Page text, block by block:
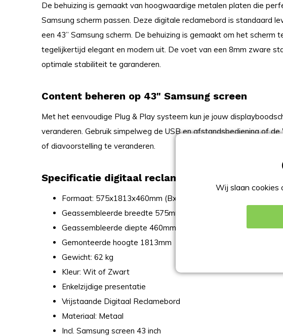
De behuizing is gemaakt van hoogwaardige metalen platen die
Samsung scherm passen. Deze digitale reclamebord is standaard
een 43” Samsung scherm. De behuizing is gemaakt om het scherm
tegelijkertijd elegant en modern uit. De voet van een 8mm zware
optimale stabiliteit te garanderen.
Content beheren op 43" Samsung screen
Met het eenvoudige Plug & Play systeem kun je jouw
veranderen. Gebruik simpelweg de USB en afstandsbediening of
of diavoorstelling te veranderen.
Specificatie digitaal reclamebord 43 inch scherm
Formaat: 575x1813x460mm (BxHxD)
Geassembleerde breedte 575mm
Geassembleerde diepte 460mm
Gemonteerde hoogte 1813mm
Gewicht: 62 kg
Kleur: Wit of Zwart
Enkelzijdige presentatie
Vrijstaande Digitaal Reclamebord
Materiaal: Metaal
Incl. Samsung screen 43 inch
Wij slaan cookies